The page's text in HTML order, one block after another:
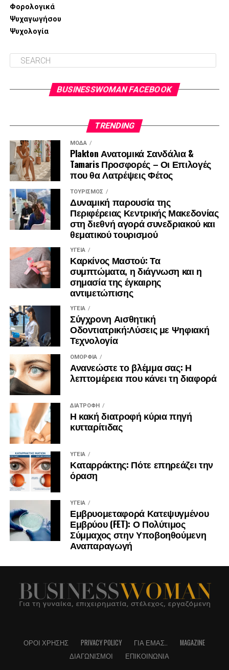
Φορολογικά
Ψυχαγωγήσου
Ψυχολογία
BUSINESSWOMAN FACEBOOK
TRENDING
ΜΌΔΑ
Plakton Ανατομικά Σανδάλια &
Tamaris Προσφορές – Οι Επιλογές
που θα Λατρέψεις Φέτος
ΤΟΥΡΙΣΜΌΣ
Δυναμική παρουσία της
Περιφέρειας Κεντρικής Μακεδονίας
στη διεθνή αγορά συνεδριακού και
θεματικού τουρισμού
ΥΓΕΊΑ
Καρκίνος Μαστού: Τα
συμπτώματα, η διάγνωση και η
σημασία της έγκαιρης
αντιμετώπισης
ΥΓΕΊΑ
Σύγχρονη Αισθητική
Οδοντιατρική:Λύσεις με Ψηφιακή
Τεχνολογία
ΟΜΟΡΦΙΆ
Ανανεώστε το βλέμμα σας: Η
λεπτομέρεια που κάνει τη διαφορά
ΔΙΑΤΡΟΦΉ
Η κακή διατροφή κύρια πηγή
κυτταρίτιδας
ΥΓΕΊΑ
Καταρράκτης: Πότε επηρεάζει την
όραση
ΥΓΕΊΑ
Εμβρυομεταφορά Κατεψυγμένου
Εμβρύου (FET): Ο Πολύτιμος
Σύμμαχος στην Υποβοηθούμενη
Αναπαραγωγή
ΌΡΟΙ ΧΡΉΣΗΣ PRIVACY POLICY ΓΙΑ ΕΜΆΣ..
MAGAZINE
ΔΙΑΓΩΝΙΣΜΟΊ
ΕΠΙΚΟΙΝΩΝΊΑ